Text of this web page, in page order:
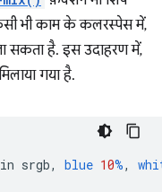
भी काम के कलरस्पेस में,
सकता है. इस उदाहरण में,
गया है.
in srgb, blue 10%,